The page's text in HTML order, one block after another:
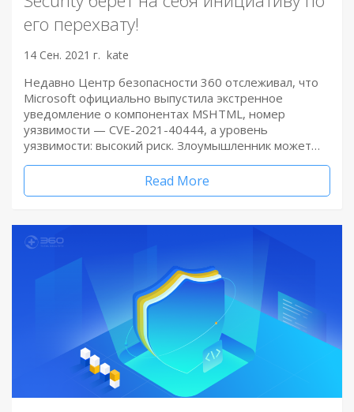
его перехвату!
14 Сен. 2021 г. kate
Недавно Центр безопасности 360 отслеживал, что
Microsoft официально выпустила экстренное
уведомление о компонентах MSHTML, номер
уязвимости — CVE-2021-40444, а уровень
уязвимости: высокий риск. Злоумышленник может…
Read More